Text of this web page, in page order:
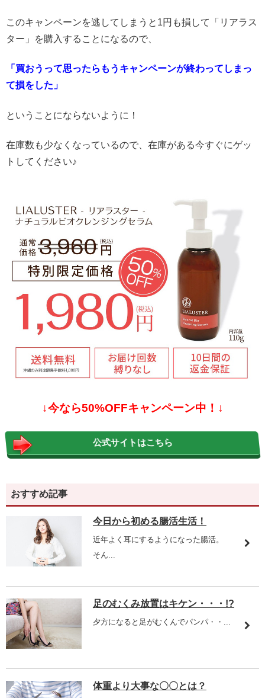
このキャンペーンを逃してしまうと1円も損して「リアラス
ター」を購入することになるので、
「買おうって思ったらもうキャンペーンが終わってしまっ
て損をした」
ということにならないように！
在庫数も少なくなっているので、在庫がある今すぐにゲッ
トしてください♪
↓今なら50%OFFキャンペーン中！↓
公式サイトはこちら
おすすめ記事
今日から初める腸活生活！
近年よく耳にするようになった腸活。
そん...
足のむくみ放置はキケン・・・!?
夕方になると足がむくんでパンパ・・...
体重より大事な〇〇とは？